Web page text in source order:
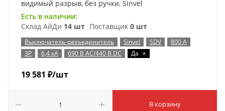
видимый разрыв, без ручки, Sinvel
Есть в наличии:
Склад АйДи 14 шт Поставщик 0 шт
Выключатель-разъединитель Sinvel SDV
800 А
3P
6,4 кА 690 В AC/440 В DC Да x
19 581 ₽/шт
В корзину